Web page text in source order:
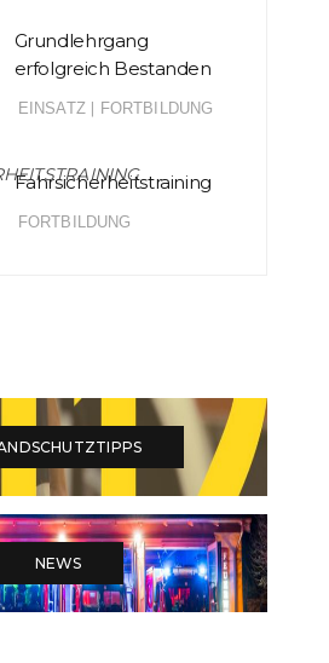
Grundlehrgang
erfolgreich Bestanden
EINSATZ FORTBILDUNG
Fahrsicherheitstraining
FORTBILDUNG
NEWS